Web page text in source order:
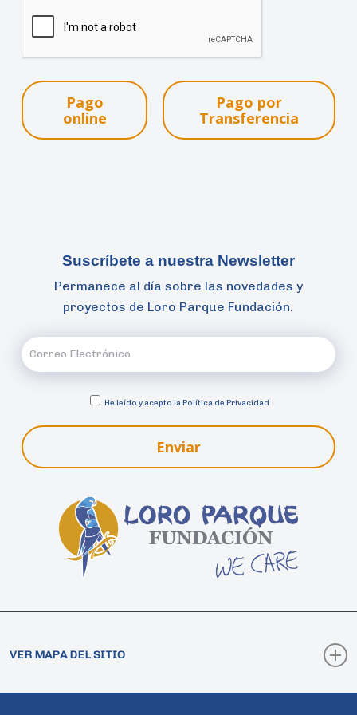
Pago
online
Pago por
Transferencia
Suscríbete a nuestra Newsletter
Permanece al día sobre las novedades y
proyectos de Loro Parque Fundación.
He leído y acepto laPolítica de Privacidad
Enviar
VER MAPA DEL SITIO